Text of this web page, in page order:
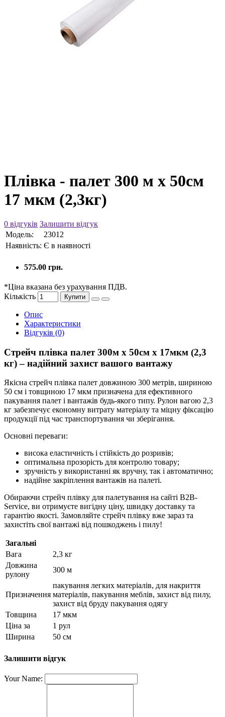
Плівка - палет 300 м х 50см
17 мкм (2,3кг)
0 відгуків Залишити відгук
Модель:
23012
Наявність: Є в наявності
575.00 грн.
*Ціна вказана без урахування ПДВ.
Кількість
Купити
Опис
Характеристики
Відгуків (0)
Стрейч плівка палет 300м х 50см х 17мкм (2,3
кг) – надійний захист вашого вантажу
Якісна стрейч плівка палет довжиною 300 метрів, шириною
50 см і товщиною 17 мкм призначена для ефективного
пакування палет і вантажів будь-якого типу. Рулон вагою 2,3
кг забезпечує економну витрату матеріалу та міцну фіксацію
продукції під час транспортування чи зберігання.
Основні переваги:
висока еластичність і стійкість до розривів;
оптимальна прозорість для контролю товару;
зручність у використанні як вручну, так і автоматично;
надійне закріплення вантажів на палеті.
Обираючи стрейч плівку для палетування на сайті B2B-
Service, ви отримуєте вигідну ціну, швидку доставку та
гарантію якості. Замовляйте стрейч плівку вже зараз та
захистіть свої вантажі від пошкоджень і пилу!
Загальні
Вага
2,3 кг
Довжина
рулону
300 м
Призначення
пакування легких матеріалів, для накриття
матеріалів, пакування меблів, захист від пилу,
захист від бруду пакування одягу
Товщина
17 мкм
Ціна за
1 рул
Ширина
50 см
Залишити відгук
Your Name: